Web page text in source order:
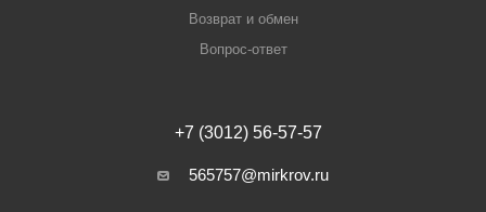
Возврат и обмен
Вопрос-ответ
+7 (3012) 56-57-57
565757@mirkrov.ru